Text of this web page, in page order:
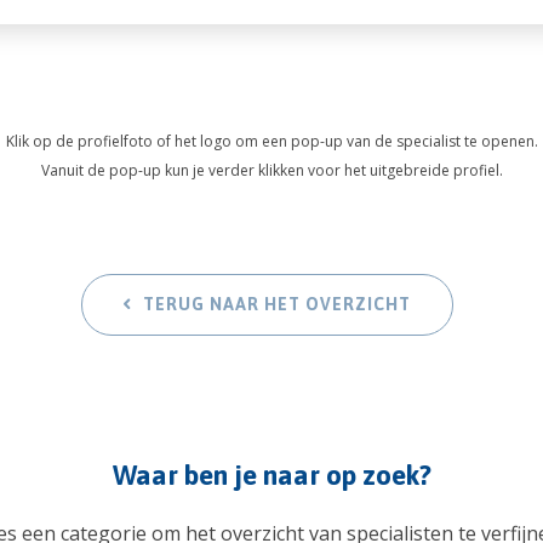
Klik op de profielfoto of het logo om een pop-up van de specialist te openen.
Vanuit de pop-up kun je verder klikken voor het uitgebreide profiel.
TERUG NAAR HET OVERZICHT
Waar ben je naar op zoek?
een categorie om het overzicht van specialisten te